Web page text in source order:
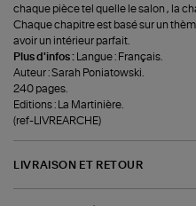
chaque pièce tel quelle le salon , la
Chaque chapitre est basé sur un
avoir un intérieur parfait.
Plus d'infos :
Langue : Français.
Auteur : Sarah Poniatowski.
240 pages.
Editions : La Martinière.
(ref-LIVREARCHE)
LIVRAISON ET RETOUR